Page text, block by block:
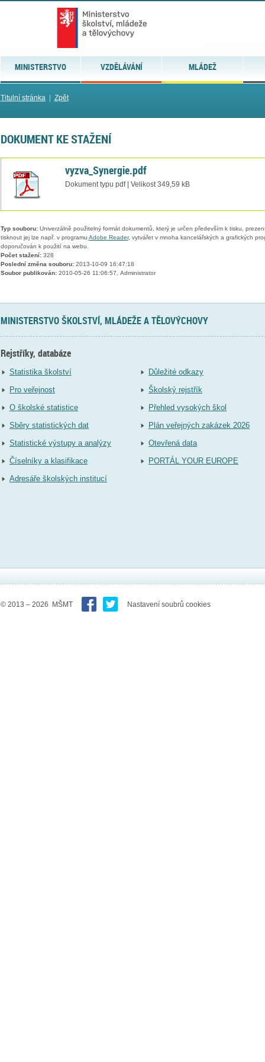
MINISTERSTVO VZDĚLÁVÁNÍ MLÁDEŽ
Titulní stránka| Zpět
DOKUMENT KE STAŽENÍ
vyzva_Synergie.pdf
Dokument typu pdf | Velikost 349,59 kB
Typ souboru:Univerzálně použitelný formát dokumentů, který je určen především k tisku,
tisknout jej lze např. v programu Adobe Reader, vytvářet v mnoha kancelářských a grafických
doporučován k použití na webu.
Počet stažení:328
Poslední změna souboru:2013-10-09 16:47:18
Soubor publikován:2010-05-26 11:06:57, Administrator
MINISTERSTVO ŠKOLSTVÍ, MLÁDEŽE A TĚLOVÝCHOVY
Rejstříky, databáze
Statistika školství
Pro veřejnost
O školské statistice
Sběry statistických dat
Statistické výstupy a analýzy
Číselníky a klasifikace
Adresáře školských institucí
Důležité odkazy
Školský rejstřík
Přehled vysokých škol
Plán veřejných zakázek 2026
Otevřená data
PORTÁL YOUR EUROPE
© 2013 – 2026 MŠMT Nastavení soubrů cookies